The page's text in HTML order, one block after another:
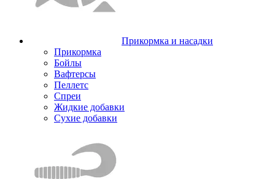
Прикормка и насадки
Прикормка
Бойлы
Вафтерсы
Пеллетс
Спреи
Жидкие добавки
Сухие добавки